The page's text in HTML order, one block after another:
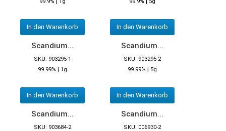
In den Warenkorb In den Warenkorb
Scandium...
SKU: 903295-1
99.99% | 1g
In den Warenkorb
Scandium...
SKU: 903295-2
99.99% | 5g
In den Warenkorb
Scandium...
SKU: 903684-2
Scandium...
SKU: 006930-2